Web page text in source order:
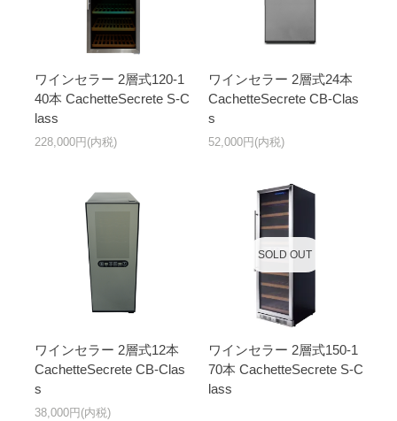
ワインセラー 2層式120-1
40本 CachetteSecrete S-C
lass
228,000円(内税)
ワインセラー 2層式24本
CachetteSecrete CB-Clas
s
52,000円(内税)
ワインセラー 2層式12本
CachetteSecrete CB-Clas
s
38,000円(内税)
SOLD OUT
ワインセラー 2層式150-1
70本 CachetteSecrete S-C
lass